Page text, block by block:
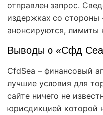
отправлен запрос.
издержках со стороны
анонсируются,
Выводы о «Сфд
CfdSea – финансовый
лучшие условия для
сайте ничего не
юрисдикцией которой